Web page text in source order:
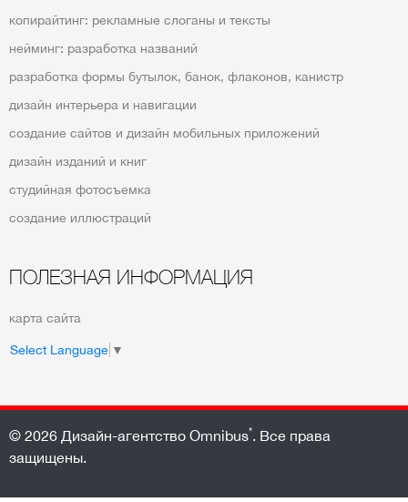
копирайтинг: рекламные слоганы и тексты
нейминг: разработка названий
разработка формы бутылок, банок, флаконов, канистр
дизайн интерьера и навигации
создание сайтов и дизайн мобильных приложений
дизайн изданий и книг
студийная фотосъемка
создание иллюстраций
ПОЛЕЗНАЯ ИНФОРМАЦИЯ
карта сайта
Select Language ▼
© 2026 Дизайн-агентство Omnibus*
. Все права
защищены.